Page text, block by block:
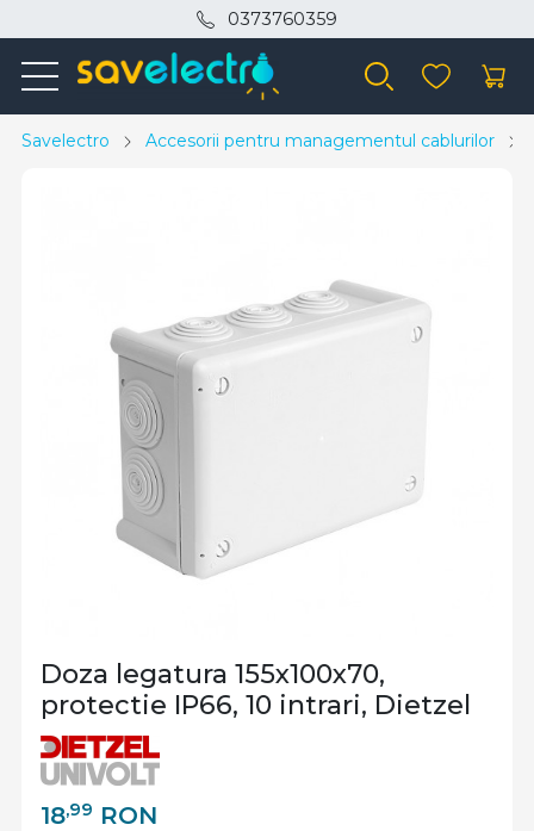
0373760359
Savelectro Accesorii pentru managementul cablurilor
Doza legatura 155x100x70,
protectie IP66, 10 intrari, Dietzel
18,99 RON